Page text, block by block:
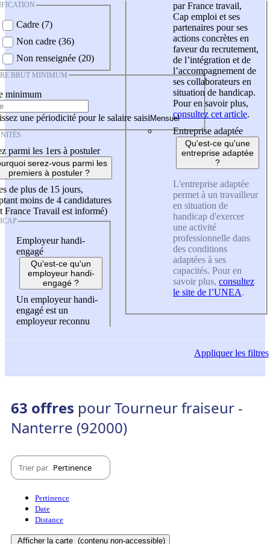
Cadre (7)
Non cadre (36)
Non renseignée (20)
BRUT MINIMUM
minimum
une périodicité pour le salaire saisi
parmi les 1ers à postuler
serez-vous parmi les
premiers à postuler ?
de plus de 15 jours,
moins de 4 candidatures
France Travail est informé)
Employeur handi-
engagé
Qu'est-ce qu'un
employeur handi-
engagé ?
Un employeur handi-
engagé est un
employeur reconnu
par France travail,
Cap emploi et ses
partenaires pour ses
actions concrètes en
faveur du recrutement,
de l’intégration et de
l’accompagnement de
ses collaborateurs en
situation de handicap.
Pour en savoir plus,
consultez cet article.
Entreprise adaptée
Qu'est-ce qu'une
entreprise adaptée
?
L'entreprise adaptée
permet à un travailleur
en situation de
handicap d'exercer
une activité
professionnelle dans
des conditions
adaptées à ses
capacités. Pour en
savoir plus, consultez
le site de l’UNEA.
Appliquerles filtres
63 offres pour Tourneur fraiseur -
Nanterre (92000)
Trier par Pertinence
Pertinence
Date
Distance
Afficher la carte (contenu non-accessible)